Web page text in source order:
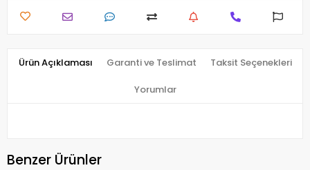
Ürün Açıklaması Garanti ve Teslimat Taksit Seçenekleri
Yorumlar
Benzer Ürünler